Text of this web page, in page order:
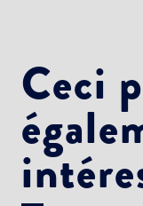
Ceci